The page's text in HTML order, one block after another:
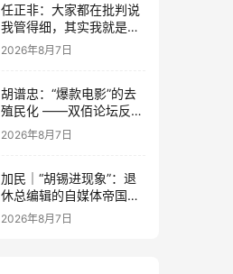
任正非：大家都在批判说
我管得细，其实我就是去
抓了一些点激活原有政策
2026年8月7日
胡谱忠：“爆款电影”的去
殖民化 ——双佰论坛反思
想殖民系列报告之五
2026年8月7日
加民｜“胡锡进现象”：退
休总编辑的自媒体帝国与
公私边界之问
2026年8月7日